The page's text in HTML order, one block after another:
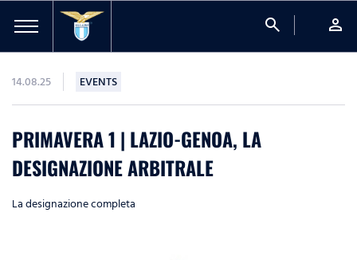
search person
14.08.25 EVENTS
PRIMAVERA 1 | LAZIO-GENOA, LA
DESIGNAZIONE ARBITRALE
La designazione completa